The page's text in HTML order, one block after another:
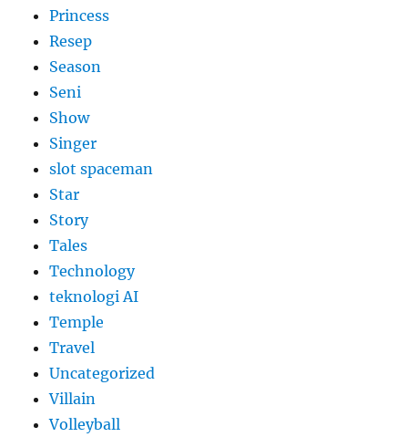
Princess
Resep
Season
Seni
Show
Singer
slot spaceman
Star
Story
Tales
Technology
teknologi AI
Temple
Travel
Uncategorized
Villain
Volleyball